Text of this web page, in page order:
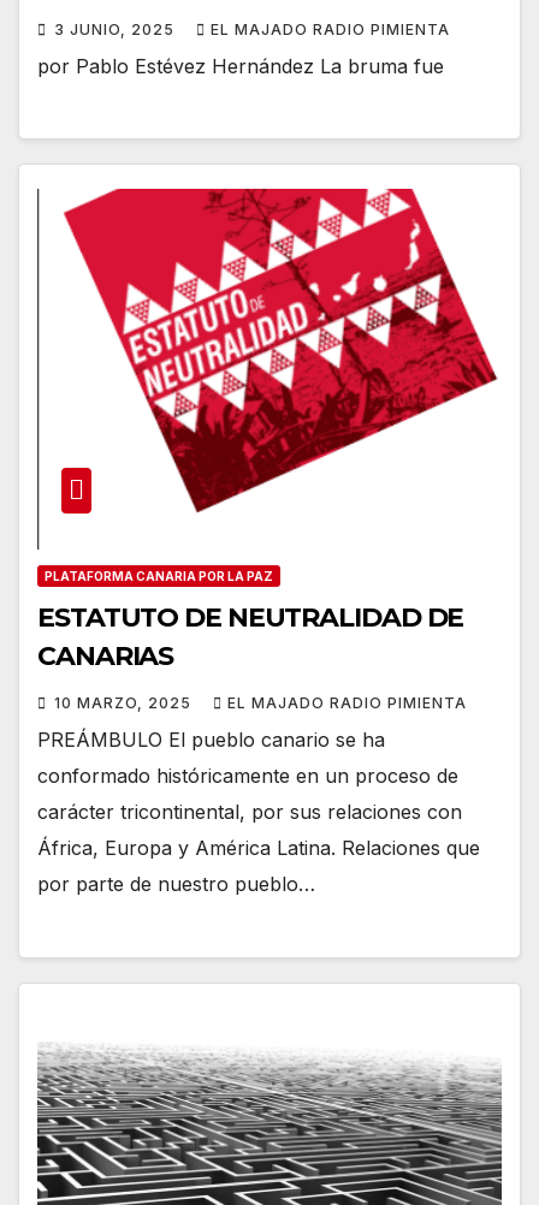
3 JUNIO, 2025 EL MAJADO RADIO PIMIENTA
por Pablo Estévez Hernández La bruma fue
PLATAFORMA CANARIA POR LA PAZ
ESTATUTO DE NEUTRALIDAD DE
CANARIAS
10 MARZO, 2025 EL MAJADO RADIO PIMIENTA
PREÁMBULO El pueblo canario se ha
conformado históricamente en un proceso de
carácter tricontinental, por sus relaciones con
África, Europa y América Latina. Relaciones que
por parte de nuestro pueblo…